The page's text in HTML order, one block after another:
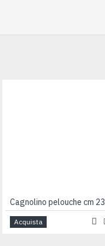
Cagnolino pelouche cm 23
Acquista